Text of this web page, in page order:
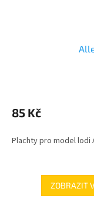
85 Kč
Plachty pro model lodi
ZOBRAZIT